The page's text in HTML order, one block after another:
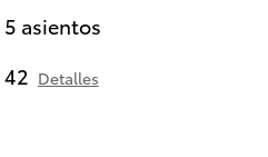
5 asientos
42 Detalles